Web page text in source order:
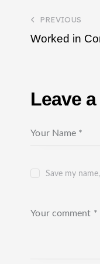
PREVIOUS
Worked in
Leave
Save my